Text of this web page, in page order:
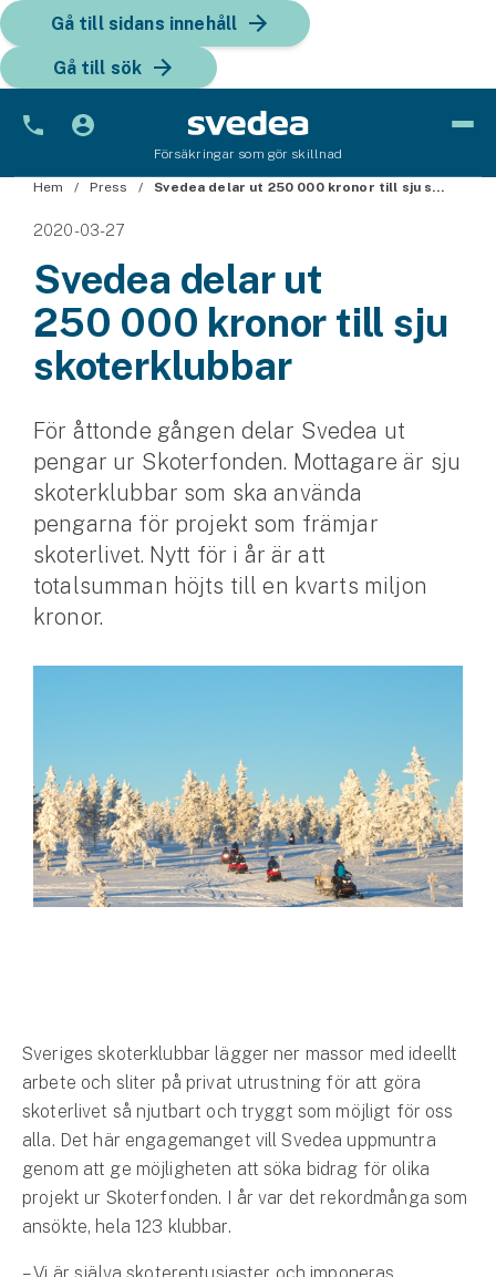
Gå till sidans innehåll
Gå till sök
Försäkringar som gör skillnad
Bil
Bilförsäkring
Bilförsäkring för företag
Fordon
Snöskoterförsäkring
ATV-försäkring
Släpvagnsförsäkring
Husvagnsförsäkring
Motorcykel
Mc-försäkring
Märkesförsäkringar
Vattenskoterförsäkring
Jakthundsförsäkring
Kattförsäkring
Djurförsäkring
Hem & hus
Hem Press Svedea delar ut 250 000 kronor till sju skoterklubbar
2020-03-27
Svedea delar ut
250 000 kronor till sju
skoterklubbar
För åttonde gången delar Svedea ut
pengar ur Skoterfonden. Mottagare är sju
skoterklubbar som ska använda
pengarna för projekt som främjar
skoterlivet. Nytt för i år är att
totalsumman höjts till en kvarts miljon
kronor.
Sveriges skoterklubbar lägger ner massor med ideellt
arbete och sliter på privat utrustning för att göra
skoterlivet så njutbart och tryggt som möjligt för oss
alla. Det här engagemanget vill Svedea uppmuntra
genom att ge möjligheten att söka bidrag för olika
projekt ur Skoterfonden. I år var det rekordmånga som
ansökte, hela 123 klubbar.